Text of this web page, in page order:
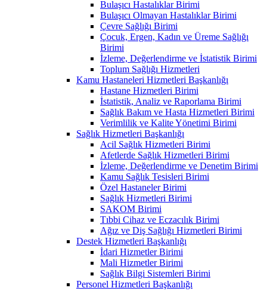
Bulaşıcı Hastalıklar Birimi
Bulaşıcı Olmayan Hastalıklar Birimi
Çevre Sağlığı Birimi
Çocuk, Ergen, Kadın ve Üreme Sağlığı
Birimi
İzleme, Değerlendirme ve İstatistik Birimi
Toplum Sağlığı Hizmetleri
Kamu Hastaneleri Hizmetleri Başkanlığı
Hastane Hizmetleri Birimi
İstatistik, Analiz ve Raporlama Birimi
Sağlık Bakım ve Hasta Hizmetleri Birimi
Verimlilik ve Kalite Yönetimi Birimi
Sağlık Hizmetleri Başkanlığı
Acil Sağlık Hizmetleri Birimi
Afetlerde Sağlık Hizmetleri Birimi
İzleme, Değerlendirme ve Denetim Birimi
Kamu Sağlık Tesisleri Birimi
Özel Hastaneler Birimi
Sağlık Hizmetleri Birimi
SAKOM Birimi
Tıbbi Cihaz ve Eczacılık Birimi
Ağız ve Diş Sağlığı Hizmetleri Birimi
Destek Hizmetleri Başkanlığı
İdari Hizmetler Birimi
Mali Hizmetler Birimi
Sağlık Bilgi Sistemleri Birimi
Personel Hizmetleri Başkanlığı